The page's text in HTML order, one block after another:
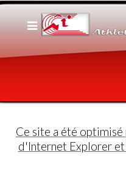
Ce site a été
d'Internet Explorer